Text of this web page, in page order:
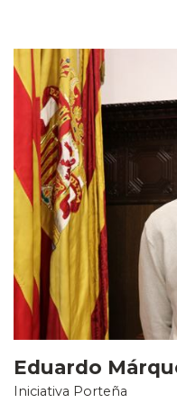
Eduardo
Iniciativa Porteña